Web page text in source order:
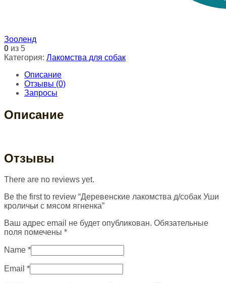
Зооленд
0 из 5
Категория: Лакомства для собак
Описание
Отзывы (0)
Запросы
Описание
Отзывы
There are no reviews yet.
Be the first to review “Деревенские лакомства д/собак Уши
кроличьи с мясом ягненка”
Ваш адрес email не будет опубликован. Обязательные
поля помечены *
Name *
Email *